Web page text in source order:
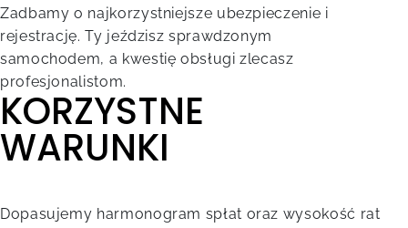
Zadbamy o najkorzystniejsze ubezpieczenie i
rejestrację. Ty jeździsz sprawdzonym
samochodem, a kwestię obsługi zlecasz
profesjonalistom.
KORZYSTNE
WARUNKI
Dopasujemy harmonogram spłat oraz wysokość rat